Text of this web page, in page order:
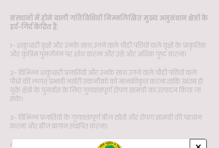
संस्थानों में होने वाली गतिविधियाँ निम्नलिखित मुख्य अनुसंधान क्षेत्रों के
इर्द-गिर्द केंद्रित हैं:
1- शंकुधारी वृक्षों और उनके साथ उगने वाले चौड़ी पत्तियों वाले वृक्षों के प्राकृतिक
और कृत्रिम पुनर्जनन पर शोध करना और उसे और अधिक पुष्ट करना।
2- विभिन्न शंकुधारी प्रजातियों और उनके साथ उगने वाले चौड़ी पत्तियों वाले
पौधों की लागत प्रभावी नर्सरी तकनीकों को मानकीकृत करना ताकि खराब हो
चुके क्षेत्रों के पुनर्वास के लिए गुणवत्तापूर्ण रोपण सामग्री का उत्पादन किया जा
सके।
3- विभिन्न प्रजातियों के गुणवत्तापूर्ण बीज स्रोतों और रोपण सामग्री की पहचान
करना और बीज बागान स्थापित करना।
4- ठंडे रेगिस्तानों सहित तनावग्रस्त स्थलों के पारिस्थितिक पहलुओं का अध्ययन